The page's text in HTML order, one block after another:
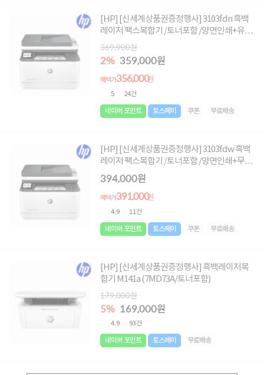
[HP] [신세계상품권증정행사] 3103fdn 흑백
레이저 팩스복합기 /토너포함 /양면인쇄+유선
네트워크
369,900원
2% 359,000원
혜택가356,000원
5 24건
네이버 포인트 토스페이 쿠폰 무료배송
[HP] [신세계상품권증정행사] 3103fdw 흑백
레이저 팩스복합기 /토너포함 /양면인쇄+무선
네트워크
394,000원
혜택가391,000원
4.9 11건
네이버 포인트 토스페이 쿠폰 무료배송
[HP] [신세계상품권증정행사] 흑백레이저복
합기 M141a (7MD73A/토너포함)
179,000원
5% 169,000원
4.9 93건
네이버 포인트 토스페이 무료배송